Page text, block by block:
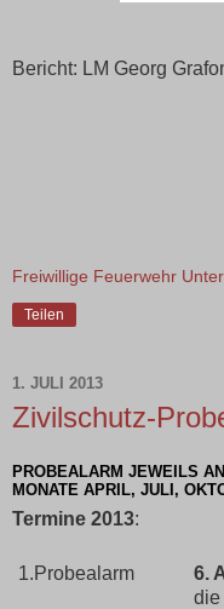
Bericht: LM Georg
Freiwillige Feuerwehr
Teilen
1. JULI 2013
Zivilschutz-
PROBEALARM JEWEILS
MONATE APRIL, JULI,
Termine 2013:
1.Probealarm 6.
die